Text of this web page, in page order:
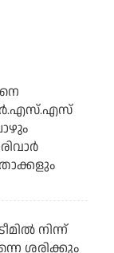
നിന്ന്
ശരിക്കും